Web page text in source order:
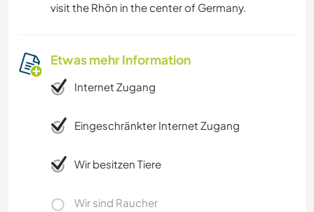
visit the Rhön in the center of Germany.
Etwas mehr Information
Internet Zugang
Eingeschränkter Internet Zugang
Wir besitzen Tiere
Wir sind Raucher